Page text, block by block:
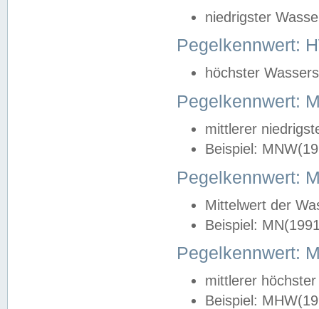
niedrigster
Pegelkennwert:
höchster
Pegelkennwert:
mittlerer
Beispiel:
Pegelkennwert:
Mittelwert der
Beispiel:
Pegelkennwert:
mittlerer
Beispiel: